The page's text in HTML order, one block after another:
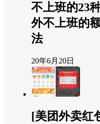
不上班的23
外不上班的
法
20年6月20日
[美团外卖红